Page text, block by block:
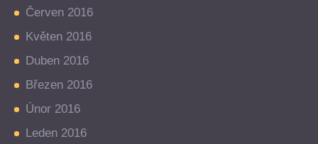
Červen 2016
Květen 2016
Duben 2016
Březen 2016
Únor 2016
Leden 2016